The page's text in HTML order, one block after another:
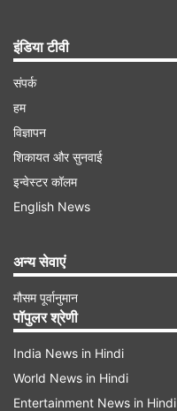
इंडिया टीवी
संपर्क
हम
विज्ञापन
शिकायत और सुनवाई
इन्वेस्टर कॉलम
English News
अन्य सेवाएं
मौसम पूर्वानुमान
पॉपुलर श्रेणी
India News in Hindi
World News in Hindi
Entertainment News in Hindi